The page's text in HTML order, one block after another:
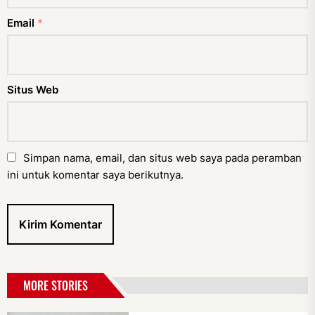
Email *
Situs Web
Simpan nama, email, dan situs web saya pada peramban
ini untuk komentar saya berikutnya.
MORE STORIES